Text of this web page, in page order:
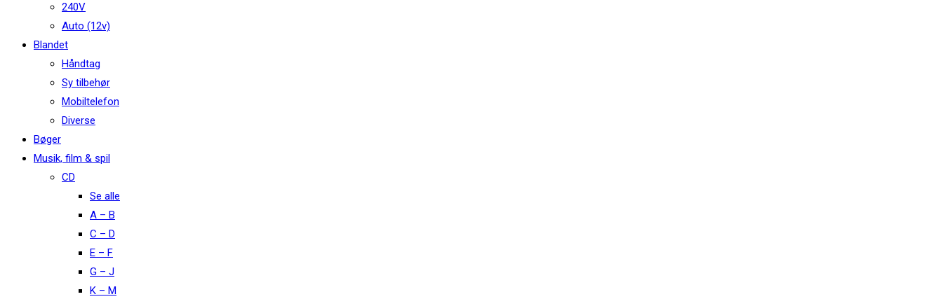
240V
Auto (12v)
Blandet
Håndtag
Sy tilbehør
Mobiltelefon
Diverse
Bøger
Musik, film & spil
CD
Se alle
A – B
C – D
E – F
G – J
K – M